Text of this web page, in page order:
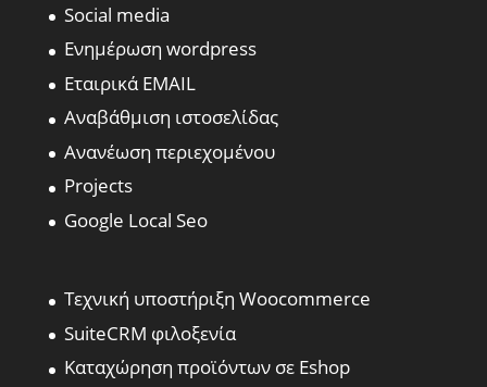
Social media
Ενημέρωση wordpress
Εταιρικά EMAIL
Αναβάθμιση ιστοσελίδας
Ανανέωση περιεχομένου
Projects
Google Local Seo
Τεχνική υποστήριξη Woocommerce
SuiteCRM φιλοξενία
Καταχώρηση προϊόντων σε Eshop